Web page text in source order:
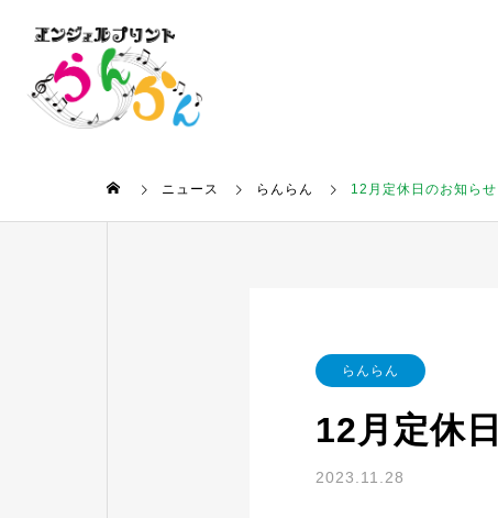
ニュース らんらん 12月定休日のお知らせ
らんらん
12月定休
2023.11.28